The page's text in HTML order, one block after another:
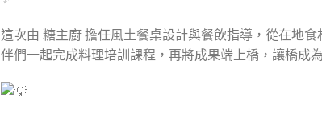
這次由 糖主廚 擔任風土餐桌設計與餐飲指導，從在地
伴們一起完成料理培訓課程，再將成果端上橋，讓橋成